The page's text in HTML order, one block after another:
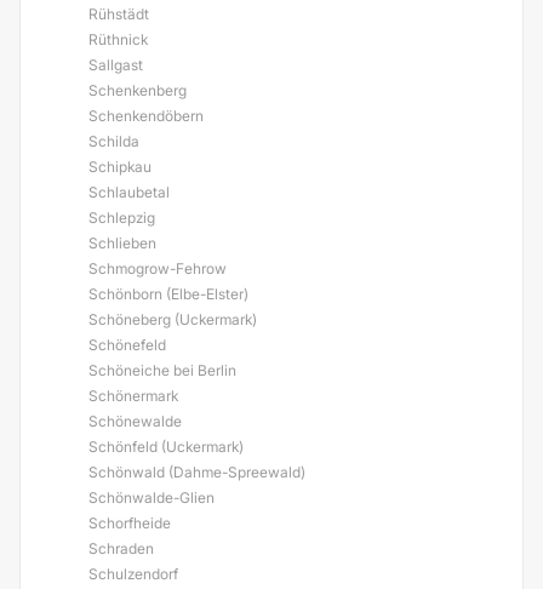
Rühstädt
Rüthnick
Sallgast
Schenkenberg
Schenkendöbern
Schilda
Schipkau
Schlaubetal
Schlepzig
Schlieben
Schmogrow-Fehrow
Schönborn (Elbe-Elster)
Schöneberg (Uckermark)
Schönefeld
Schöneiche bei Berlin
Schönermark
Schönewalde
Schönfeld (Uckermark)
Schönwald (Dahme-Spreewald)
Schönwalde-Glien
Schorfheide
Schraden
Schulzendorf